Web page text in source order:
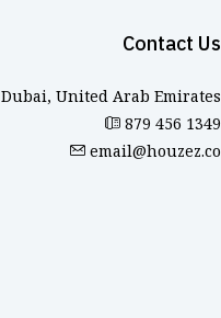
Contact Us
Dubai, United Arab Emirates
879 456 1349
email@houzez.co